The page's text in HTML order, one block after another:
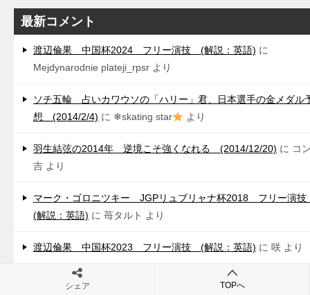
最新コメント
渡辺倫果 中国杯2024 フリー演技 (解説：英語) に
Mejdynarodnie plateji_rpsr より
ソチ五輪 占いカワウソの「ハリー」君、日本選手の金メダル
想 (2014/2/4) に ❄skating star より
羽生結弦の2014年 逆境こそ強くなれる (2014/12/20) に コ
吉 より
マーク・ゴロニツキー JGPリュブリャナ杯2018 フリー演
(解説：英語) に 苺タルト より
渡辺倫果 中国杯2023 フリー演技 (解説：英語) に 咲 より
アンドレアス・ノルデバック 世界ジュニア選手権2023 ショ
シェア TOPへ